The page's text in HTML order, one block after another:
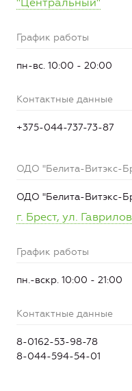
График работы
пн-вс. 10:00 - 20:00
Контактные данные
+375-044-737-73-87
ОДО "Белита-Витэкс-
ОДО "Белита-Витэкс-
г. Брест, ул.
График работы
пн.-вскр. 10:00 - 21:00
Контактные данные
8-0162-53-98-78
8-044-594-54-01